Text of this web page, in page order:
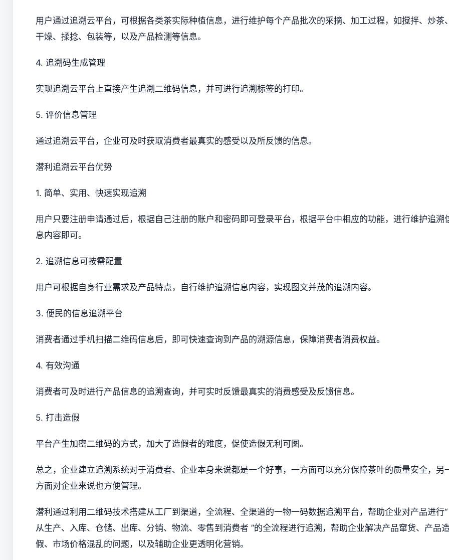
用户通过追溯云平台，可根据各类茶实际种植信息，进行维护每个产品批次的采摘、加工过程，如搅拌、炒茶
干燥、揉捻、包装等，以及产品检测等信息。
4. 追溯码生成管理
实现追溯云平台上直接产生追溯二维码信息，并可进行追溯标签的打印。
5. 评价信息管理
通过追溯云平台，企业可及时获取消费者最真实的感受以及所反馈的信息。
潜利追溯云平台优势
1. 简单、实用、快速实现追溯
用户只要注册申请通过后，根据自己注册的账户和密码即可登录平台，根据平台中相应的功能，进行维护追溯
息内容即可。
2. 追溯信息可按需配置
用户可根据自身行业需求及产品特点，自行维护追溯信息内容，实现图文并茂的追溯内容。
3. 便民的信息追溯平台
消费者通过手机扫描二维码信息后，即可快速查询到产品的溯源信息，保障消费者消费权益。
4. 有效沟通
消费者可及时进行产品信息的追溯查询，并可实时反馈最真实的消费感受及反馈信息。
5. 打击造假
平台产生加密二维码的方式，加大了造假者的难度，促使造假无利可图。
总之，企业建立追溯系统对于消费者、企业本身来说都是一个好事，一方面可以充分保障茶叶的质量安全，另
方面对企业来说也方便管理。
潜利通过利用二维码技术搭建从工厂到渠道，全流程、全渠道的一物一码数据追溯平台，帮助企业对产品进行“
从生产、入库、仓储、出库、分销、物流、零售到消费者 ”的全流程进行追溯，帮助企业解决产品窜货、产品
假、市场价格混乱的问题，以及辅助企业更透明化营销。